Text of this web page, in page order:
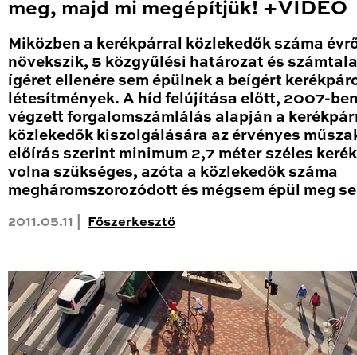
meg, majd mi megépítjük! +VIDEO
Miközben a kerékpárral közlekedők száma
növekszik, 5 közgyűlési határozat és
ígéret ellenére sem épülnek a beígért
létesítmények. A híd felújítása előtt, 2007-
végzett forgalomszámlálás alapján a
közlekedők kiszolgálására az érvényes
előírás szerint minimum 2,7 méter széles
volna szükséges, azóta a közlekedők száma
megháromszorozódott és mégsem épül meg
2011.05.11 | Főszerkesztő